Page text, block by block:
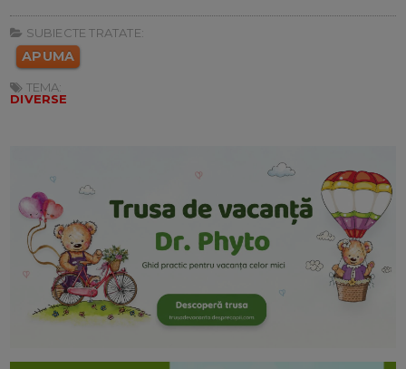
SUBIECTE TRATATE:
APUMA
TEMA:
DIVERSE